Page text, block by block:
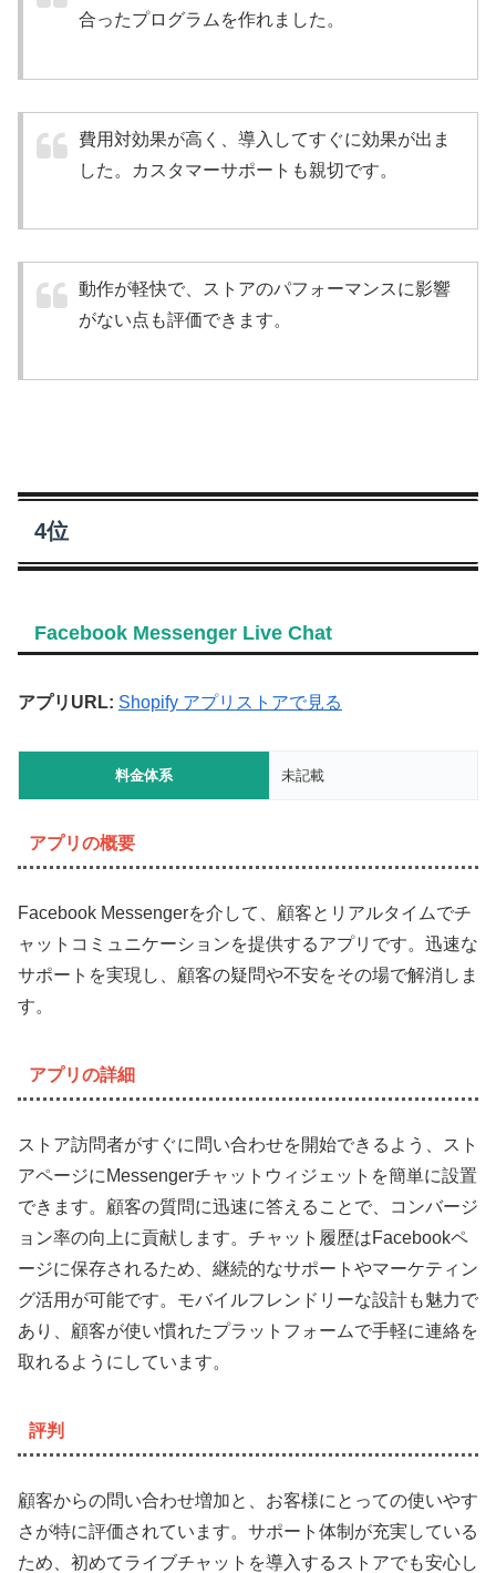
合ったプログラムを作れました。
費用対効果が高く、導入してすぐに効果が出ま
した。カスタマーサポートも親切です。
動作が軽快で、ストアのパフォーマンスに影響
がない点も評価できます。
4位
Facebook Messenger Live Chat
アプリURL: Shopify アプリストアで見る
料金体系 未記載
アプリの概要
Facebook Messengerを介して、顧客とリアルタイムでチ
ャットコミュニケーションを提供するアプリです。迅速な
サポートを実現し、顧客の疑問や不安をその場で解消しま
す。
アプリの詳細
ストア訪問者がすぐに問い合わせを開始できるよう、スト
アページにMessengerチャットウィジェットを簡単に設置
できます。顧客の質問に迅速に答えることで、コンバージ
ョン率の向上に貢献します。チャット履歴はFacebookペ
ージに保存されるため、継続的なサポートやマーケティン
グ活用が可能です。モバイルフレンドリーな設計も魅力で
あり、顧客が使い慣れたプラットフォームで手軽に連絡を
取れるようにしています。
評判
顧客からの問い合わせ増加と、お客様にとっての使いやす
さが特に評価されています。サポート体制が充実している
ため、初めてライブチャットを導入するストアでも安心し